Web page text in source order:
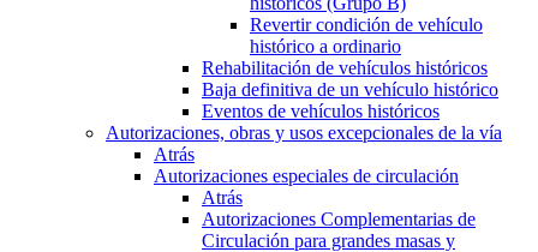
Revertir condición de vehículo
histórico a ordinario
Rehabilitación de vehículos históricos
Baja definitiva de un vehículo histórico
Eventos de vehículos históricos
Autorizaciones, obras y usos excepcionales de la vía
Atrás
Autorizaciones especiales de circulación
Atrás
Autorizaciones Complementarias de
Circulación para grandes masas y